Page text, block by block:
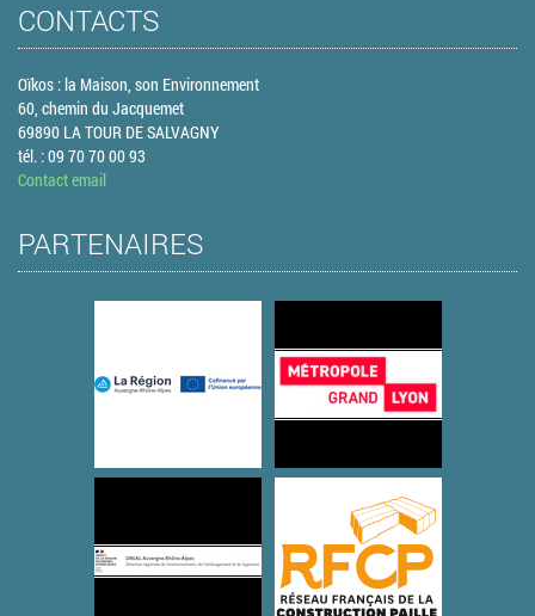
CONTACTS
Oïkos : la Maison, son Environnement
60, chemin du Jacquemet
69890 LA TOUR DE SALVAGNY
tél. : 09 70 70 00 93
Contact email
PARTENAIRES